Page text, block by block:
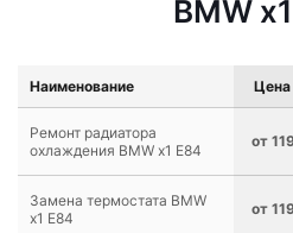
BMW
Наименование Цена
Ремонт радиатора
охлаждения BMW x1 E84
от
Замена термостата BMW
x1 E84
от